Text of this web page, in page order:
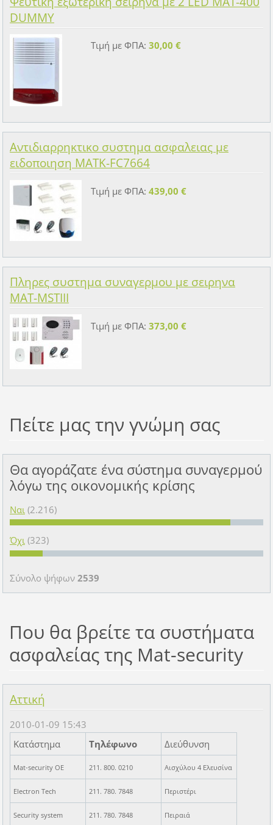
DUMMY
Τιμή με ΦΠΑ: 30,00 €
Αντιδιαρρηκτικο συστημα ασφαλειας με
ειδοποιηση MATK-FC7664
Τιμή με ΦΠΑ: 439,00 €
Πληρες συστημα συναγερμου με σειρηνα
MAT-MSTIII
Τιμή με ΦΠΑ: 373,00 €
Πείτε μας την γνώμη σας
Θα αγοράζατε ένα σύστημα συναγερμού
λόγω της οικονομικής κρίσης
Ναι (2.216)
Όχι (323)
Σύνολο ψήφων 2539
Που θα βρείτε τα συστήματα
ασφαλείας της Mat-security
Αττική
2010-01-09 15:43
Κατάστημα
Τηλέφωνο Διεύθυνση
Mat-security OE 211. 800. 0210 Αισχύλου 4 Ελευσίνα
Electron Tech 211. 780. 7848 Περιστέρι
Security system 211. 780. 7848 Πειραιά